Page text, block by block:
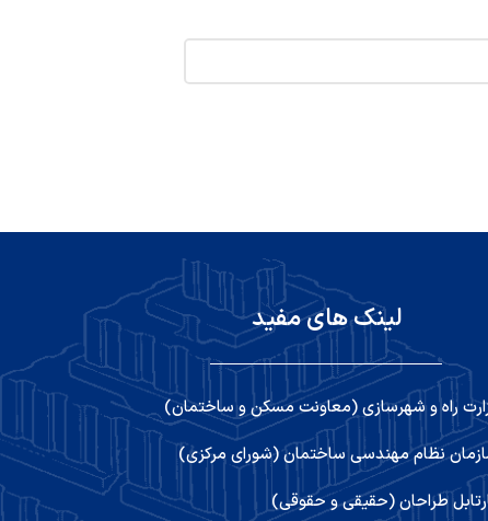
لینک های مفید
راه و شهرسازی (معاونت مسکن و ساختمان)
نظام مهندسی ساختمان (شورای مرکزی)
طراحان (حقیقی و حقوقی)